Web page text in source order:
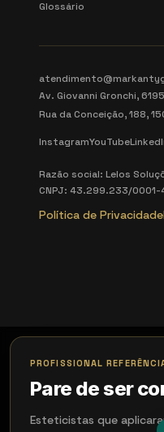
Glossário
Av. Giovanni Gronchi,
Rua da Conceição, 188,
InstagramYouTube
Razão social: Lelos
CNPJ: 43.299.233/0001-
Política de Privacidade
PROFISSIONAL
Pare de ser
Esteticistas que